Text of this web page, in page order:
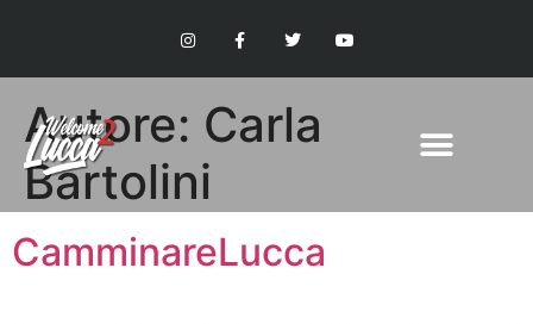
Autore: Carla
Bartolini
CamminareLucca